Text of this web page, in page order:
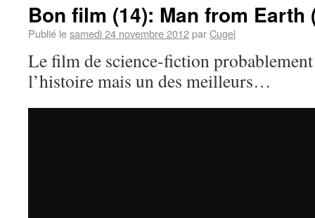
Bon film (14): Man from Earth
Publié lesamedi 24 novembre 2012parCugel
Le film de science-fiction
l’histoire mais un des meilleurs…